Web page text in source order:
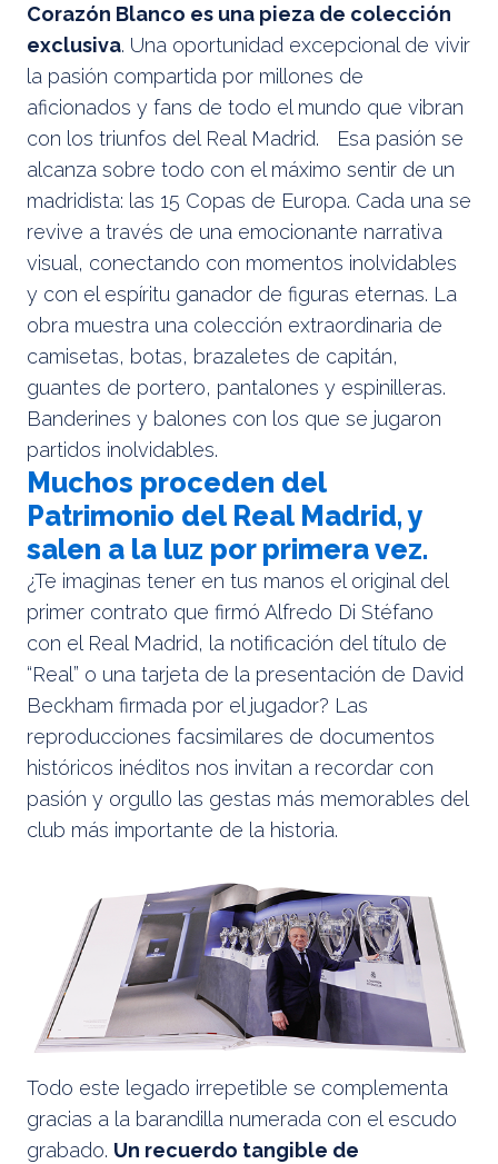
Corazón Blanco es una pieza de colección
exclusiva. Una oportunidad excepcional de vivir
la pasión compartida por millones de
aficionados y fans de todo el mundo que vibran
con los triunfos del Real Madrid. Esa pasión se
alcanza sobre todo con el máximo sentir de un
madridista: las 15 Copas de Europa. Cada una se
revive a través de una emocionante narrativa
visual, conectando con momentos inolvidables
y con el espíritu ganador de figuras eternas. La
obra muestra una colección extraordinaria de
camisetas, botas, brazaletes de capitán,
guantes de portero, pantalones y espinilleras.
Banderines y balones con los que se jugaron
partidos inolvidables.
Muchos proceden del
Patrimonio del Real Madrid, y
salen a la luz por primera vez.
¿Te imaginas tener en tus manos el original del
primer contrato que firmó Alfredo Di Stéfano
con el Real Madrid, la notificación del título de
“Real” o una tarjeta de la presentación de David
Beckham firmada por el jugador? Las
reproducciones facsimilares de documentos
históricos inéditos nos invitan a recordar con
pasión y orgullo las gestas más memorables del
club más importante de la historia.
Todo este legado irrepetible se complementa
gracias a la barandilla numerada con el escudo
grabado. Un recuerdo tangible de